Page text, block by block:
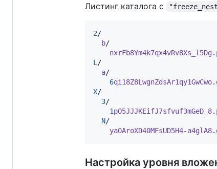
Листинг каталога с
2/
b/
nxrFb8Ym4k7qx4vRv8Xs_l5Dg.
L /
a/
6qi18Z8LwgnZdsAr1qy1GwCwo.
X/
3/
1pO5JJJKEifJ7sfvuf3mGeD_8.
N/
ya0AroXD40MFsUD5H4-a4glA8.
Настройка уровня